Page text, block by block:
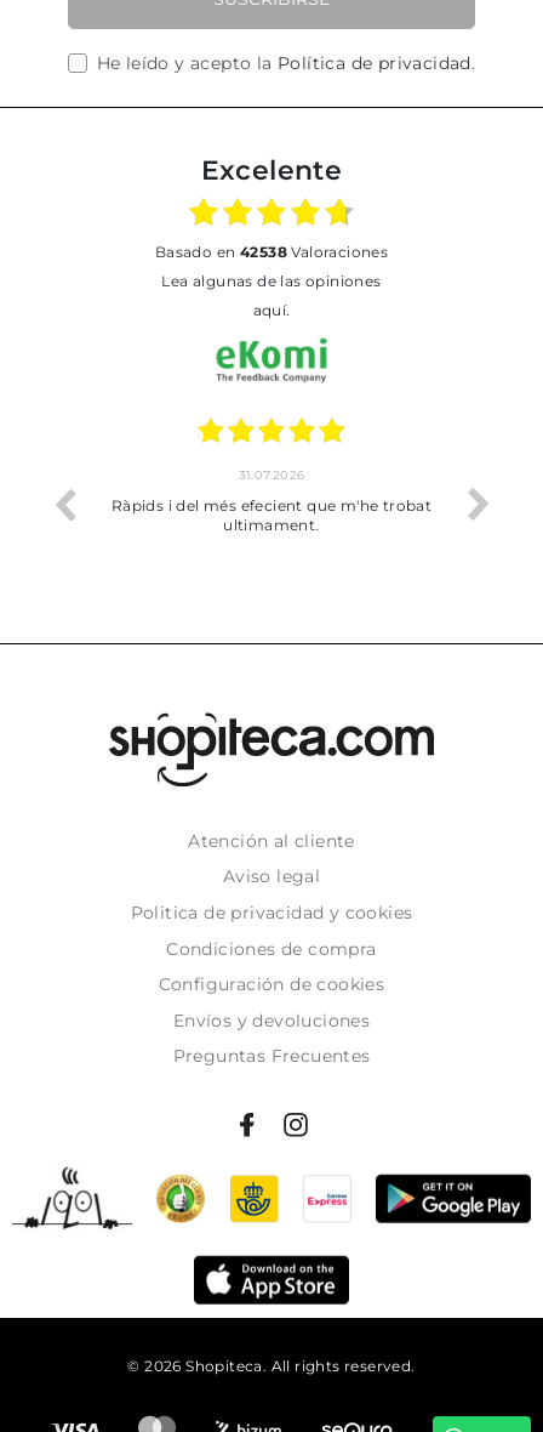
He leído y acepto la Política de privacidad.
Excelente
basado en 42538Valoraciones
Lea algunas de las opiniones
aquí.
31.07.2026
Ràpids i del més efecient que m'he trobat
ultimament.
Atención al cliente
Aviso legal
Politica de privacidad y cookies
Condiciones de compra
Configuración de cookies
Envíos y devoluciones
Preguntas Frecuentes
© 2026 Shopiteca. All rights reserved.